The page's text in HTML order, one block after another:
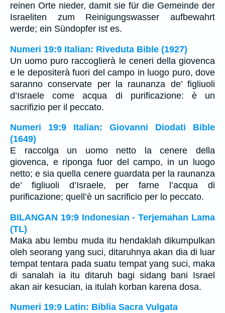
reinen Orte nieder, damit sie für die Gemeinde der
Israeliten zum Reinigungswasser aufbewahrt
werde; ein Sündopfer ist es.
Numeri 19:9 Italian: Riveduta Bible (1927)
Un uomo puro raccoglierà le ceneri della giovenca
e le depositerà fuori del campo in luogo puro, dove
saranno conservate per la raunanza de’ figliuoli
d’Israele come acqua di purificazione: è un
sacrifizio per il peccato.
Numeri 19:9 Italian: Giovanni Diodati Bible
(1649)
E raccolga un uomo netto la cenere della
giovenca, e riponga fuor del campo, in un luogo
netto; e sia quella cenere guardata per la raunanza
de’ figliuoli d’Israele, per farne l’acqua di
purificazione; quell’è un sacrificio per lo peccato.
BILANGAN 19:9 Indonesian - Terjemahan Lama
(TL)
Maka abu lembu muda itu hendaklah dikumpulkan
oleh seorang yang suci, ditaruhnya akan dia di luar
tempat tentara pada suatu tempat yang suci, maka
di sanalah ia itu ditaruh bagi sidang bani Israel
akan air kesucian, ia itulah korban karena dosa.
Numeri 19:9 Latin: Biblia Sacra Vulgata